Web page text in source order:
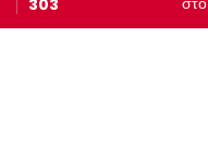
303